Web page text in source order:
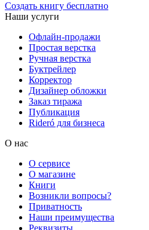
Создать книгу бесплатно
Наши услуги
Офлайн-продажи
Простая верстка
Ручная верстка
Буктрейлер
Корректор
Дизайнер обложки
Заказ тиража
Публикация
Rideró для бизнеса
О нас
О сервисе
О магазине
Книги
Возникли вопросы?
Приватность
Наши преимущества
Реквизиты